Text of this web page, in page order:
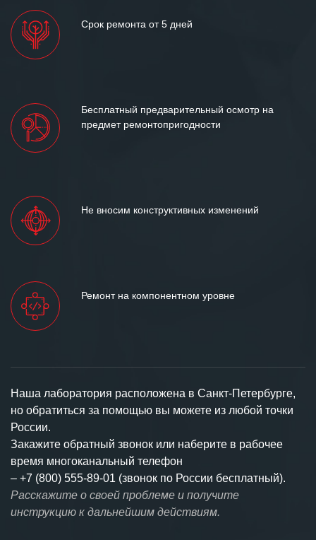
Срок ремонта от 5 дней
Бесплатный предварительный осмотр на
предмет ремонтопригодности
Не вносим конструктивных изменений
Ремонт на компонентном уровне
Наша лаборатория расположена в Санкт-Петербурге,
но обратиться за помощью вы можете из любой точки
России.
Закажите обратный звонок или наберите в рабочее
время многоканальный телефон
– +7 (800) 555-89-01 (звонок по России бесплатный).
Расскажите о своей проблеме и получите
инструкцию к дальнейшим действиям.